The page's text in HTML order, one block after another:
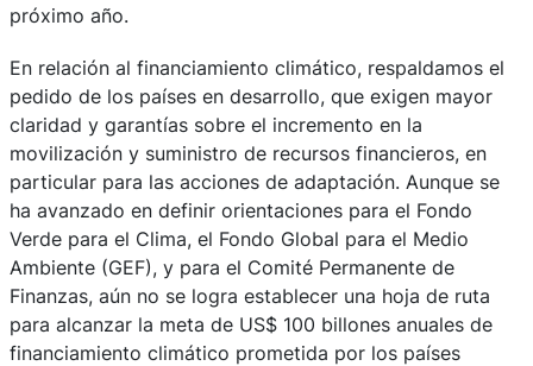
próximo año.
En relación al financiamiento climático, respaldamos el
pedido de los países en desarrollo, que exigen mayor
claridad y garantías sobre el incremento en la
movilización y suministro de recursos financieros, en
particular para las acciones de adaptación. Aunque se
ha avanzado en definir orientaciones para el Fondo
Verde para el Clima, el Fondo Global para el Medio
Ambiente (GEF), y para el Comité Permanente de
Finanzas, aún no se logra establecer una hoja de ruta
para alcanzar la meta de US$ 100 billones anuales de
financiamiento climático prometida por los países